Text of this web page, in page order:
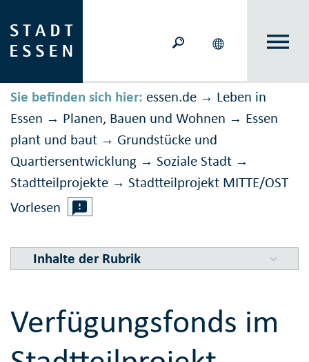
Sie befinden sich hier: essen.de → Leben in
Essen → Planen, Bauen und Wohnen → Essen
plant und baut → Grundstücke und
Quartiersentwicklung → Soziale Stadt →
Stadtteilprojekte → Stadtteilprojekt MITTE/OST
Vorlesen
Inhalte der Rubrik
Verfügungsfonds im